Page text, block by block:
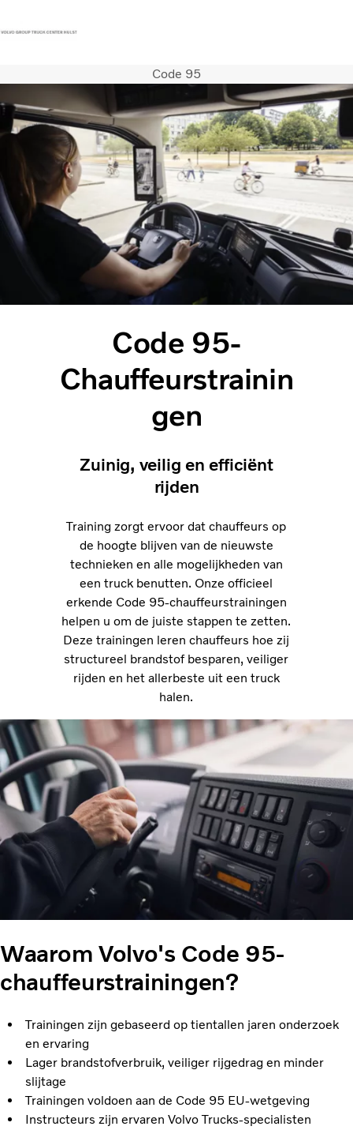
Inloggen
Volvo Trucks
Renault Trucks
Renault Bedrijfswagens
Services
Nieuws
Code 95
Code 95-
Chauffeurstrainin
gen
Zuinig, veilig en efficiënt
rijden
Training zorgt ervoor dat chauffeurs op
de hoogte blijven van de nieuwste
technieken en alle mogelijkheden van
een truck benutten. Onze officieel
erkende Code 95-chauffeurstrainingen
helpen u om de juiste stappen te zetten.
Deze trainingen leren chauffeurs hoe zij
structureel brandstof besparen, veiliger
rijden en het allerbeste uit een truck
halen.
Waarom Volvo's Code 95-
chauffeurstrainingen?
Trainingen zijn gebaseerd op tientallen jaren onderzoek
en ervaring
Lager brandstofverbruik, veiliger rijgedrag en minder
slijtage
Trainingen voldoen aan de Code 95 EU-wetgeving
Instructeurs zijn ervaren Volvo Trucks-specialisten